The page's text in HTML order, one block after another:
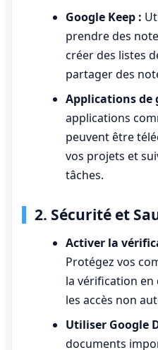
Google Keep :
prendre des
créer des listes
partager des
Applications de
applications
peuvent être
vos projets et
tâches.
2. Sécurité et
Activer la
Protégez vos
la vérification
les accès non
Utiliser Google
documents